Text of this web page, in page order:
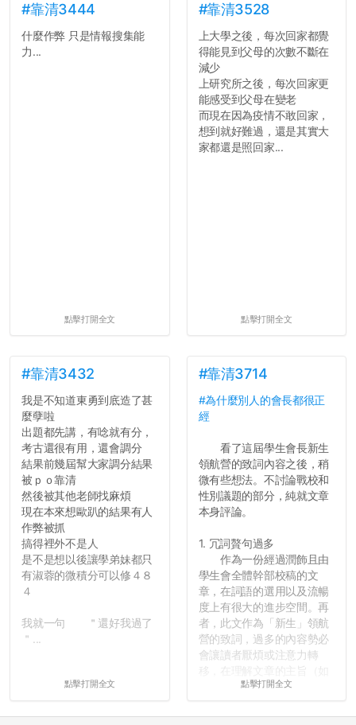
#靠清3444
什麼作弊 只是情報搜集能
力...
點擊打開全文
#靠清3528
上大學之後，每次回家都覺
得能見到父母的次數不斷在
減少
上研究所之後，每次回家更
能感受到父母在變老
而現在因為疫情不敢回家，
想到就好難過，還是其實大
家都還是照回家...
點擊打開全文
#靠清3432
我是不知道東勇到底造了甚
麼孽啦
出題都先講，有唸就有分，
考古還很有用，還會調分
結果前幾屆幫大家調分結果
被ｐｏ靠清
然後被其他老師找麻煩
現在本來想歐趴的結果有人
作弊被抓
搞得裡外不是人
是不是想以後讓學弟妹都只
有淑蓉的微積分可以修４８
４
我就一句 ＂還好我過了
＂...
點擊打開全文
#靠清3714
#為什麼別人的會長都很正
經
看了這屆學生會長新生
領航營的致詞內容之後，稍
微有些想法。不討論戰校和
性別議題的部分，純就文章
本身評論。
1. 冗詞贅句過多
作為一份經過潤飾且由
學生會全體幹部校稿的文
章，在詞語的選用以及流暢
度上有很大的進步空間。再
者，此文作為「新生」領航
營的致詞，過多的內容勢必
會讓讀者厭煩或注意力轉
移，在理解文章的主旨（如
果有的話）前就失去興趣。
文章需要和政府機關或公司
點擊打開全文